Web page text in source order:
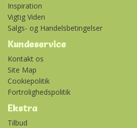
Inspiration
Vigtig Viden
Salgs- og Handelsbetingelser
Kundeservice
Kontakt os
Site Map
Cookiepolitik
Fortrolighedspolitik
Ekstra
Tilbud